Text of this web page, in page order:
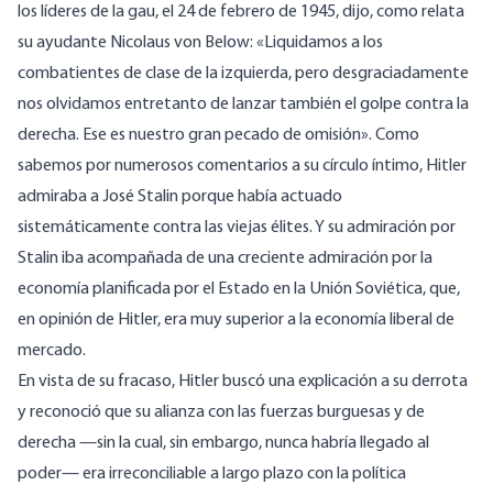
los líderes de la gau, el 24 de febrero de 1945, dijo, como relata
su ayudante Nicolaus von Below: «Liquidamos a los
combatientes de clase de la izquierda, pero desgraciadamente
nos olvidamos entretanto de lanzar también el golpe contra la
derecha. Ese es nuestro gran pecado de omisión». Como
sabemos por numerosos comentarios a su círculo íntimo, Hitler
admiraba a José Stalin porque había actuado
sistemáticamente contra las viejas élites. Y su admiración por
Stalin iba acompañada de una creciente admiración por la
economía planificada por el Estado en la Unión Soviética, que,
en opinión de Hitler, era muy superior a la economía liberal de
mercado.
En vista de su fracaso, Hitler buscó una explicación a su derrota
y reconoció que su alianza con las fuerzas burguesas y de
derecha —sin la cual, sin embargo, nunca habría llegado al
poder— era irreconciliable a largo plazo con la política